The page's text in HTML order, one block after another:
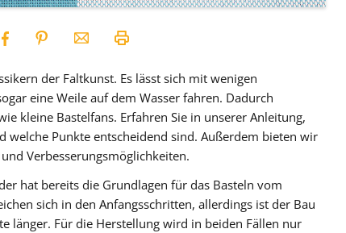
der Faltkunst. Es lässt sich mit wenigen
eine Weile auf dem Wasser fahren. Dadurch
kleine Bastelfans. Erfahren Sie in unserer Anleitung,
welche Punkte entscheidend sind. Außerdem bieten wir
Verbesserungsmöglichkeiten.
hat bereits die Grundlagen für das Basteln vom
sich in den Anfangsschritten, allerdings ist der Bau
länger. Für die Herstellung wird in beiden Fällen nur